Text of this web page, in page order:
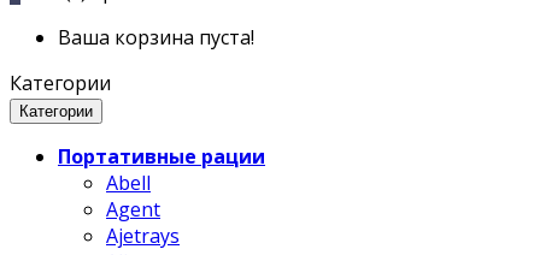
Ваша корзина пуста!
Категории
Категории
Портативные рации
Abell
Agent
Ajetrays